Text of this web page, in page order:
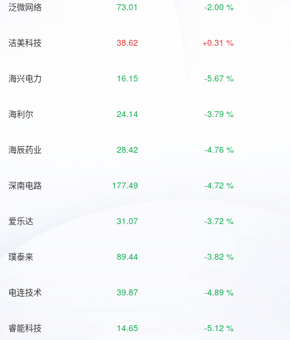
泛微网络 73.01 -2.00 %
洁美科技 38.62 +0.31 %
海兴电力 16.15 -5.67 %
海利尔 24.14 -3.79 %
海辰药业 28.42 -4.76 %
深南电路 177.49 -4.72 %
爱乐达 31.07 -3.72 %
璞泰来 89.44 -3.82 %
电连技术 39.87 -4.89 %
睿能科技 14.65 -5.12 %